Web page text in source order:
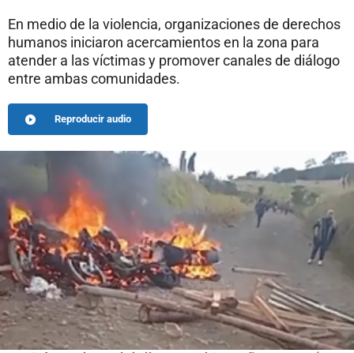
En medio de la violencia, organizaciones de derechos
humanos iniciaron acercamientos en la zona para
atender a las víctimas y promover canales de diálogo
entre ambas comunidades.
Reproducir audio